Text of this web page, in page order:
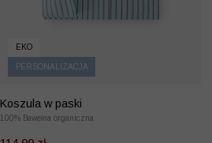
EKO
PERSONALIZACJA
Koszula w paski
100% Bawełna organiczna